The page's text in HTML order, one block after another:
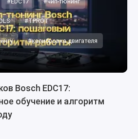
#TPROT
#калибровка двигателя
Bosch EDC17:
обучение и алгоритм